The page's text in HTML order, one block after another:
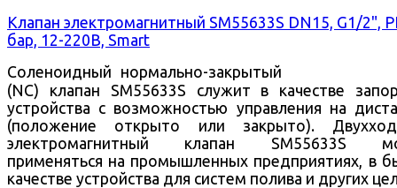
Клапан электромагнитный SM55633S DN15, G1/2",
бар, 12-220В, Smart
Соленоидный нормально-закрытый
(NC) клапан SM55633S служит в качестве
устройства с возможностью управления на
(положение открыто или закрыто).
электромагнитный клапан SM55633S
применяться на промышленных предприятиях, в
качестве устройства для систем полива и других